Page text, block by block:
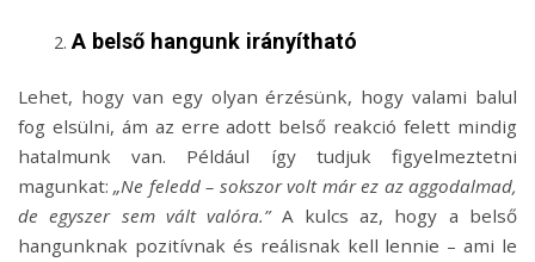
A belső hangunk irányítható
Lehet, hogy van egy olyan érzésünk, hogy valami balul
fog elsülni, ám az erre adott belső reakció felett mindig
hatalmunk van. Például így tudjuk figyelmeztetni
magunkat:„Ne feledd – sokszor volt már ez az aggodalmad,
de egyszer sem vált valóra.”A kulcs az, hogy a belső
hangunknak pozitívnak és reálisnak kell lennie – ami le